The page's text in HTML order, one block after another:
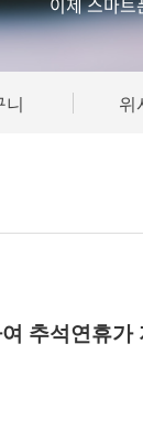
니 위
추석연휴